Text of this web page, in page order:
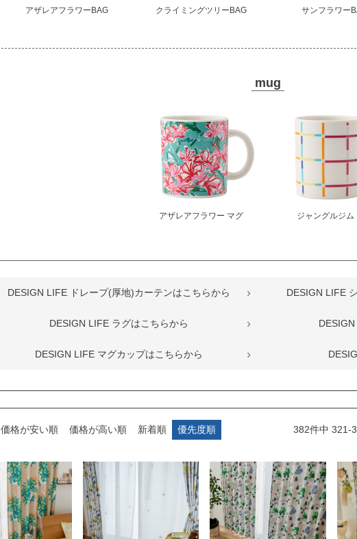
アザレアフラワーBAG クライミングツリーBAG サンフラワー
mug
アザレアフラワー マグ ジャングルジム
DESIGN LIFE ドレープ(厚地)カーテンはこちらから DESIGN LIFE
DESIGN LIFE ラグはこちらから
DESIGN LIFE マグカップはこちらから
価格が安い順 価格が高い順 新着順 優先度順 382件中 321-